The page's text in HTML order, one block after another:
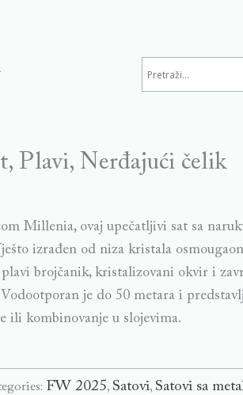
Plavi, Nerđajući čelik
Millenia, ovaj upečatljivi sat sa
izrađen od niza kristala
brojčanik, kristalizovani okvir i
je do 50 metara i
ili kombinovanje u slojevima.
FW 2025, Satovi, Satovi sa